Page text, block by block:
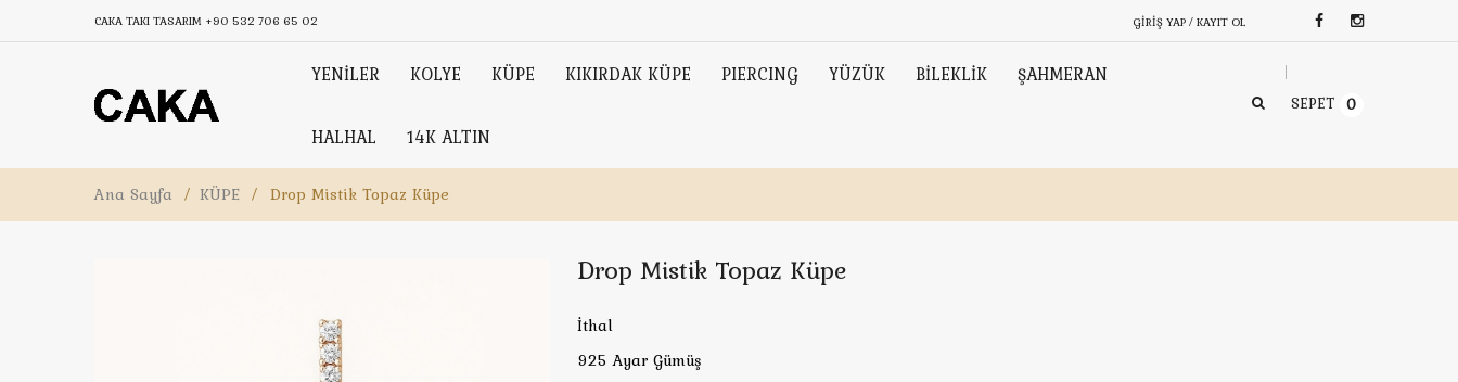
CAKA TAKI TASARIM +90 532 706 65 02 GIRIŞ YAP / KAYIT OL
YENİLER KOLYE KÜPE KIKIRDAK KÜPE PIERCING YÜZÜK BİLEKLİK ŞAHMERAN
HALHAL 14K ALTIN
SEPET 0
Ana Sayfa / KÜPE / Drop Mistik Topaz Küpe
Drop Mistik Topaz Küpe
İthal
925 Ayar Gümüş